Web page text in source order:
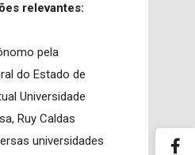
relevantes:
pela
do Estado de
Universidade
Ruy Caldas
universidades